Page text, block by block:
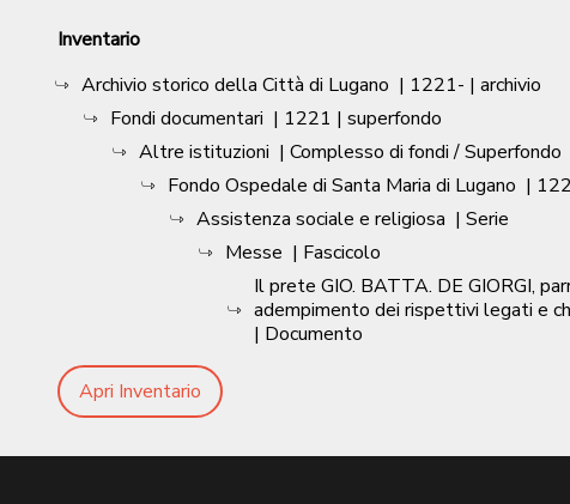
Inventario
Archivio storico della Città di Lugano | 1221- | archivio
Fondi documentari | 1221 | superfondo
Altre istituzioni | Complesso di fondi / Superfondo
Fondo Ospedale di Santa Maria di Lugano |
Assistenza sociale e religiosa | Serie
Messe | Fascicolo
Il prete GIO. BATTA. DE GIORGI,
adempimento dei rispettivi legati e
| Documento
Apri Inventario